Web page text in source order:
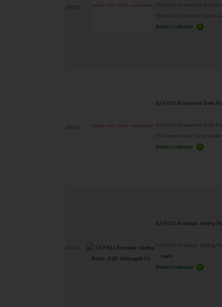
68325
S2-FX25 Kosamene
Shimrin2 FX-Karrier Base
Sofort Lieferbar
68326
S2-FX26 Kosamene Gold
S2-FX26 Kosamene Gold
FX-Karrier Base Lacke
Sofort Lieferbar
68331
S2-FX31 Kosmatic Styling
S2-FX31 Kosmatic Styling
mehr
Sofort Lieferbar